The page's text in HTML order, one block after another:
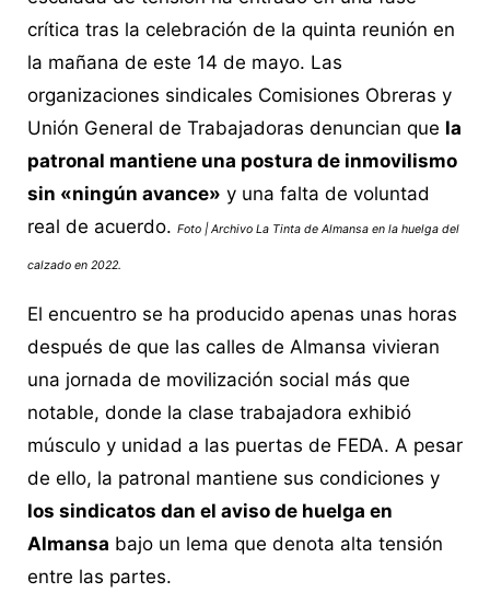
crítica tras la celebración de la quinta reunión en
la mañana de este 14 de mayo. Las
organizaciones sindicales Comisiones Obreras y
Unión General de Trabajadoras denuncian que la
patronal mantiene una postura de inmovilismo
sin «ningún avance» y una falta de voluntad
real de acuerdo. Foto | Archivo La Tinta de Almansa en la huelga del
calzado en 2022.
El encuentro se ha producido apenas unas horas
después de que las calles de Almansa vivieran
una jornada de movilización social más que
notable, donde la clase trabajadora exhibió
músculo y unidad a las puertas de FEDA. A pesar
de ello, la patronal mantiene sus condiciones y
los sindicatos dan el aviso de huelga en
Almansa bajo un lema que denota alta tensión
entre las partes.